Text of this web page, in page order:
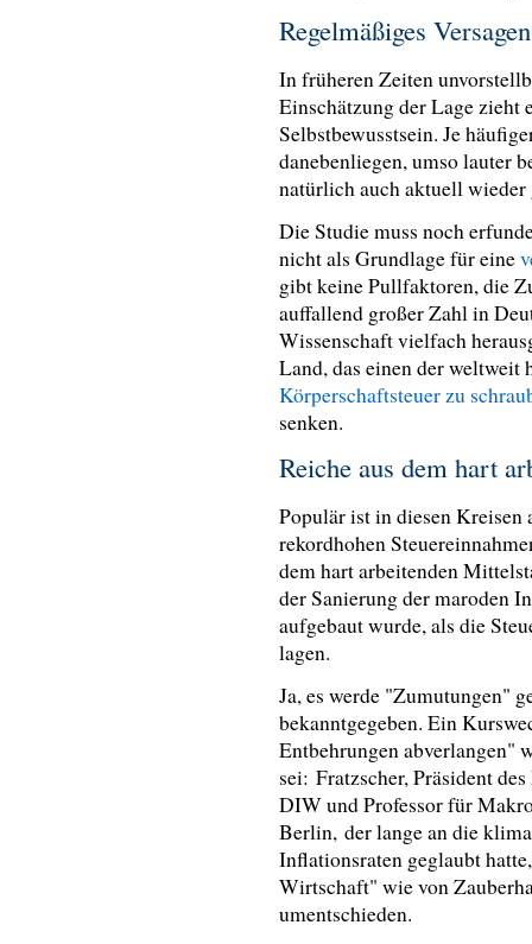
Regelmäßiges
In früheren Zeiten
Einschätzung der Lage zieht
Selbstbewusstsein. Je
danebenliegen, umso lauter
natürlich auch aktuell
Die Studie muss noch
nicht als Grundlage für eine
gibt keine Pullfaktoren, die
auffallend großer Zahl in
Wissenschaft vielfach
Land, das einen der weltweit
Körperschaftsteuer zu
senken.
Reiche aus dem hart
Populär ist in diesen Kreisen
rekordhohen
dem hart arbeitenden
der Sanierung der maroden
aufgebaut wurde, als die
lagen.
Ja, es werde "Zumutungen"
bekanntgegeben. Ein
Entbehrungen abverlangen"
sei: Fratzscher, Präsident
DIW und Professor für
Berlin, der lange an die
Inflationsraten geglaubt
Wirtschaft" wie von
umentschieden.